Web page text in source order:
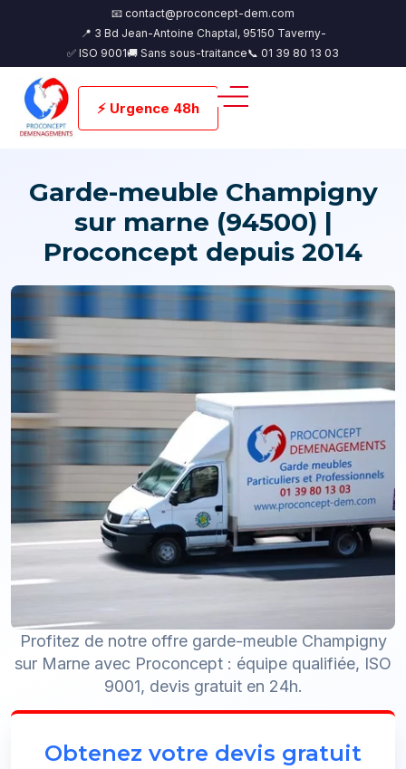
📧 contact@proconcept-dem.com
📍 3 Bd Jean-Antoine Chaptal, 95150 Taverny-
✅ ISO 9001🚚 Sans sous-traitance📞 01 39 80 13 03
⚡ Urgence 48h
Garde-meuble Champigny
sur marne (94500) |
Proconcept depuis 2014
Profitez de notre offre garde-meuble Champigny
sur Marne avec Proconcept : équipe qualifiée, ISO
9001, devis gratuit en 24h.
Obtenez votre devis gratuit